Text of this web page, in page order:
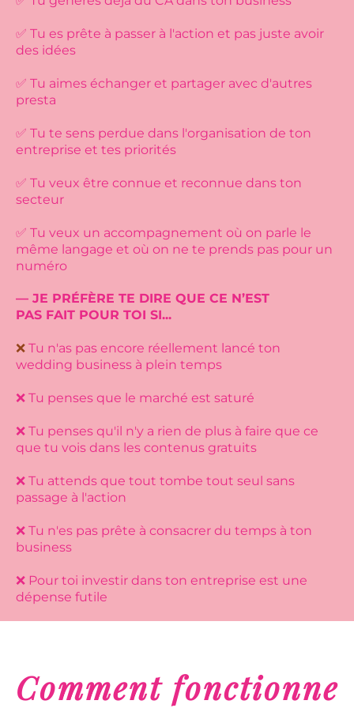
✅ Tu es prête à passer à l'action et pas juste avoir
des idées
✅ Tu aimes échanger et partager avec d'autres
presta
✅ Tu te sens perdue dans l'organisation de ton
entreprise et tes priorités
✅ Tu veux être connue et reconnue dans ton
secteur
✅ Tu veux un accompagnement où on parle le
même langage et où on ne te prends pas pour un
numéro
— JE PRÉFÈRE TE DIRE QUE CE N’EST
PAS FAIT POUR TOI SI...
❌ Tu n'as pas encore réellement lancé ton
wedding business à plein temps
❌ Tu penses que le marché est saturé
❌ Tu penses qu'il n'y a rien de plus à faire que ce
que tu vois dans les contenus gratuits
❌ Tu attends que tout tombe tout seul sans
passage à l'action
❌ Tu n'es pas prête à consacrer du temps à ton
business
❌ Pour toi investir dans ton entreprise est une
dépense futile
Comment fonctionne